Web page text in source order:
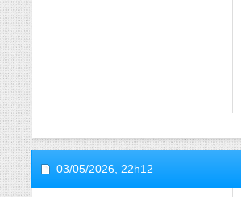
03/05/2026, 22h12